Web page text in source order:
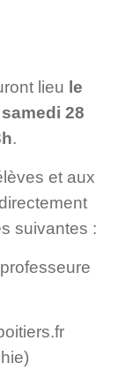
lieu le
samedi 28
.
et aux
suivantes :